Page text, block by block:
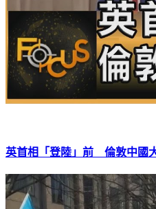
英首相「登陸」前 倫敦中國